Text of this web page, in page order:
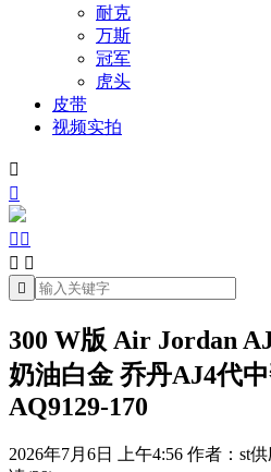
耐克
万斯
冠军
虎头
皮带
视频实拍


 
 

300 W版 Air Jordan
奶油白金 乔丹AJ4代
AQ9129-170
2026年7月6日 上午4:56 作者：st